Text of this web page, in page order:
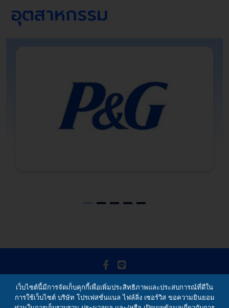
อุตสาหกรรม
© Professional Filing Service Co., Ltd. 2019 Revision. All
right reserved
เว็บไซต์นี้มีการจัดเก็บคุกกี้เพื่อเพิ่มประสิทธิภาพและประสบการณ์ที่ดีใน
การใช้เว็บไซต์ บริษัท โปรเฟสชั่นแนล ไฟล์ลิ่ง เซอร์วิส ขอความยินยอม